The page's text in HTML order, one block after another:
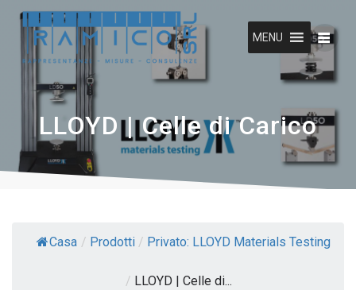
al
contenuto
MENU
LLOYD | Celle di Carico
Casa / Prodotti / Privato: LLOYD Materials Testing
/ LLOYD | Celle di...